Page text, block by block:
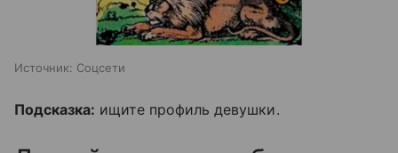
Источник: Соцсети
Подсказка: ищите профиль девушки.